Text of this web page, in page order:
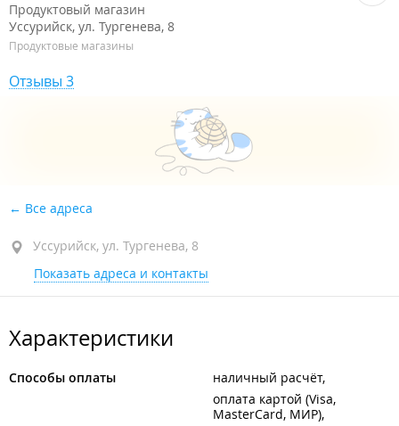
Продуктовый магазин
Уссурийск, ул. Тургенева, 8
Продуктовые магазины
Отзывы 3
Все адреса
Уссурийск, ул. Тургенева, 8
Показать адреса и контакты
Характеристики
Способы оплаты
наличный расчёт
оплата картой (Visa,
MasterCard, МИР)